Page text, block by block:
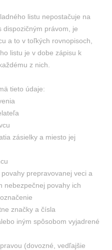
listu nepostačuje na
dispozičným právom, je
a to v toľkých rovnopisoch,
listu je v dobe zápisu k
z nich.
tieto údaje:
zásielky a miesto jej
prepravovanej veci a
nebezpečnej povahy ich
značky a čísla
iným spôsobom vyjadrené
(dovozné, vedľajšie